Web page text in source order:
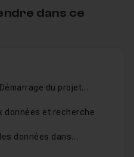
tels
à la l'aide de Dexie, dont la
breaking changes
FoodEval, vous
dans ce
du projet
données et recherche
données dans